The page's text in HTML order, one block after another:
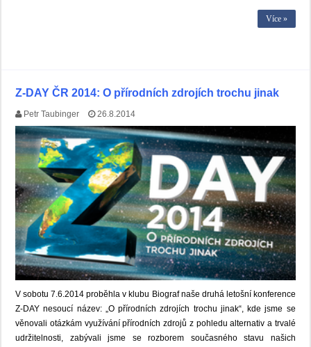
Více »
Z-DAY ČR 2014: O přírodních zdrojích trochu jinak
Petr Taubinger 26.8.2014
V sobotu 7.6.2014 proběhla v klubu Biograf naše druhá letošní konference
Z-DAY nesoucí název: „O přírodních zdrojích trochu jinak“, kde jsme se
věnovali otázkám využívání přírodních zdrojů z pohledu alternativ a trvalé
udržitelnosti, zabývali jsme se rozborem současného stavu našich